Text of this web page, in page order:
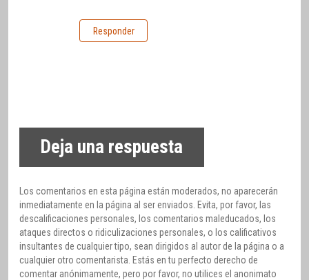
Responder
Deja una respuesta
Los comentarios en esta página están moderados, no aparecerán
inmediatamente en la página al ser enviados. Evita, por favor, las
descalificaciones personales, los comentarios maleducados, los
ataques directos o ridiculizaciones personales, o los calificativos
insultantes de cualquier tipo, sean dirigidos al autor de la página o a
cualquier otro comentarista. Estás en tu perfecto derecho de
comentar anónimamente, pero por favor, no utilices el anonimato